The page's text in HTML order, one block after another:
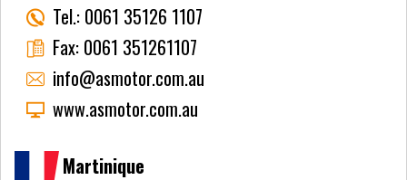
Tel.: 0061 35126 1107
Fax: 0061 351261107
info@asmotor.com.au
www.asmotor.com.au
Martinique